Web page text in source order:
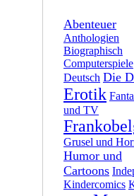
Abenteuer
Anthologien
Biographisch
Computerspiele
Deutsch Die
Erotik
und TV
Grusel und
Humor und
Cartoons
Kindercomics